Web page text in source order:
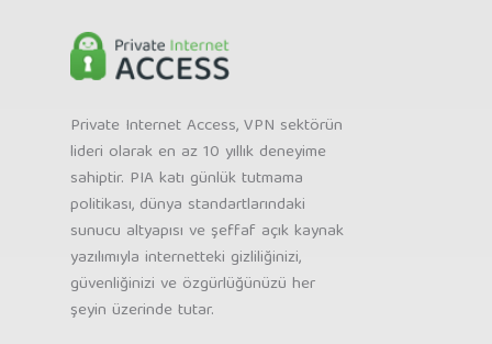
Private Internet Access, VPN sektörün
lideri olarak en az 10 yıllık deneyime
sahiptir. PIA katı günlük tutmama
politikası, dünya standartlarındaki
sunucu altyapısı ve şeffaf açık kaynak
yazılımıyla internetteki gizliliğinizi,
güvenliğinizi ve özgürlüğünüzü her
şeyin üzerinde tutar.